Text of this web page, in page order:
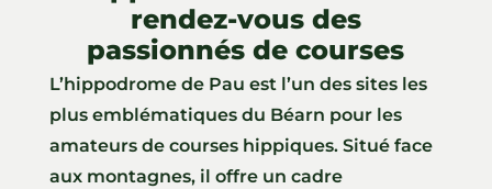
rendez-vous des
passionnés de courses
L’hippodrome de Pau est l’un des sites les
plus emblématiques du Béarn pour les
amateurs de courses hippiques. Situé face
aux montagnes, il offre un cadre